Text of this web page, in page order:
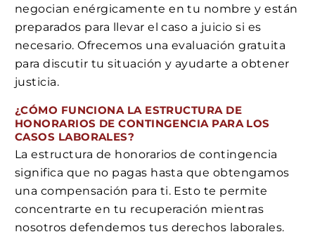
negocian enérgicamente en tu nombre y están
preparados para llevar el caso a juicio si es
necesario. Ofrecemos una evaluación gratuita
para discutir tu situación y ayudarte a obtener
justicia.
¿CÓMO FUNCIONA LA ESTRUCTURA DE
HONORARIOS DE CONTINGENCIA PARA LOS
CASOS LABORALES?
La estructura de honorarios de contingencia
significa que no pagas hasta que obtengamos
una compensación para ti. Esto te permite
concentrarte en tu recuperación mientras
nosotros defendemos tus derechos laborales.